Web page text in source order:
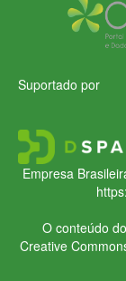
Suportado por
Empresa
O conteúdo
Creative